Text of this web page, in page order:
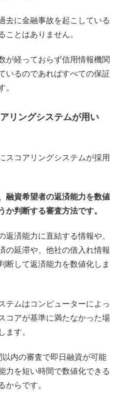
去に金融事故を起こしている
ことはありません。
が経っておらず信用情報機関
いるのであればすべての保証
。
リングシステムが用い
スコアリングシステムが採用
融資希望者の返済能力を数値
か判断する審査方法です。
返済能力に直結する情報や、
の延滞や、他社の借入れ情報
断して返済能力を数値化しま
テムはコンピューターによっ
コアが基準に満たなかった場
ます。
内の審査で即日融資が可能
力を短い時間で数値化できる
からです。